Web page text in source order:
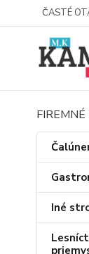
ČASTÉ
Iné